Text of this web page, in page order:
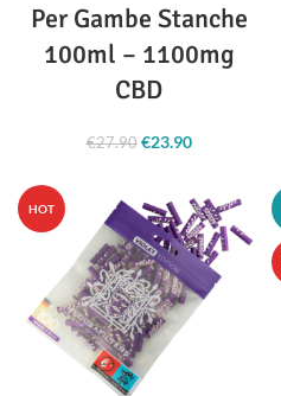
Per Gambe Stanche
100ml – 1100mg
CBD
€27.90
Il prezzo
€23.90
HOT